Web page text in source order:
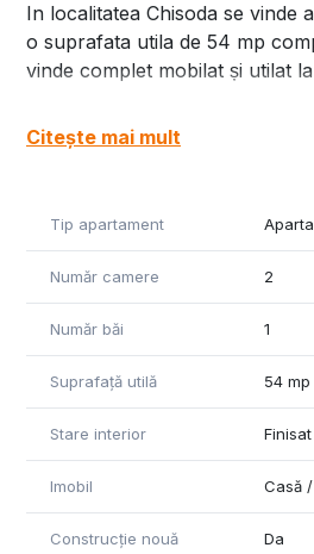
In localitatea Chisoda se
o suprafata utila de 54 mp
vinde complet mobilat și utilat
Citește mai mult
Tip apartament
Număr camere 2
Număr băi 1
Suprafață utilă 54 mp
Stare interior
Imobil Casă
Construcție nouă Da